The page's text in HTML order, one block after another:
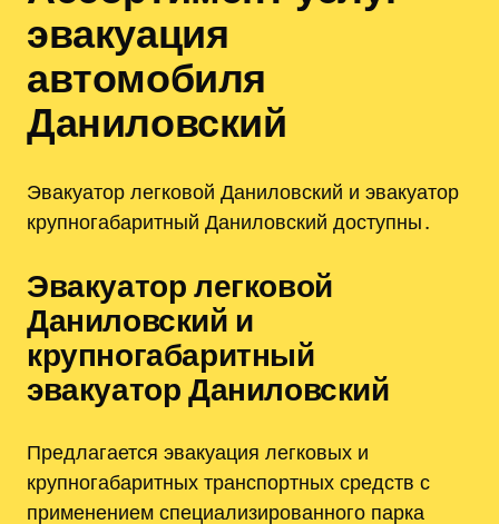
эвакуация
автомобиля
Даниловский
Эвакуатор легковой Даниловский и эвакуатор
крупногабаритный Даниловский доступны․
Эвакуатор легковой
Даниловский и
крупногабаритный
эвакуатор Даниловский
Предлагается эвакуация легковых и
крупногабаритных транспортных средств с
применением специализированного парка